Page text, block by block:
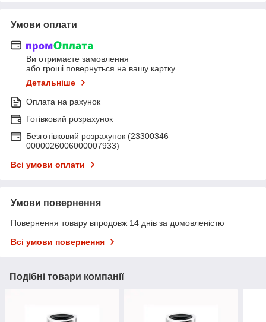
Умови оплати
Ви отримаєте замовлення
або гроші повернуться на вашу картку
Детальніше
Оплата на рахунок
Готівковий розрахунок
Безготівковий розрахунок (23300346
0000026006000007933)
Всі умови оплати
Умови повернення
Повернення товару впродовж 14 днів за домовленістю
Всі умови повернення
Подібні товари компанії